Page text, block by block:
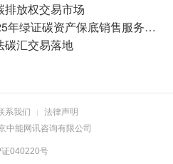
放权交易市场
水发能源集团有限公司2025年绿证碳资产保底销售服务竞争性磋商公告
碳汇交易落地
系我们 |
法律声明
中能网讯咨询有限公司
证040220号